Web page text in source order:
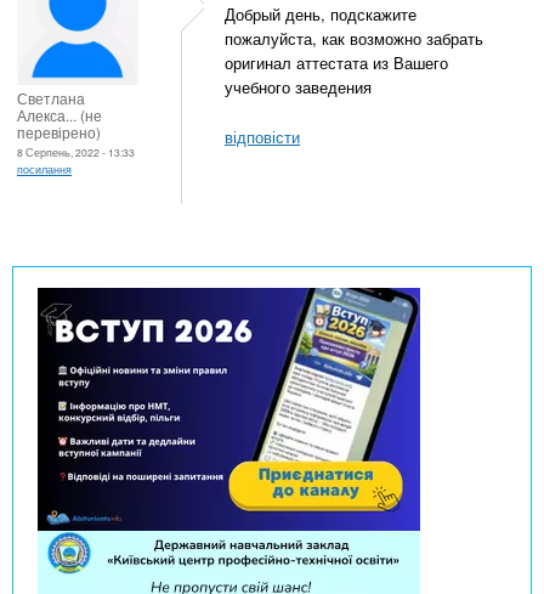
Светлана
Алекса... (не
перевірено)
8 Серпень, 2022 - 13:33
посилання
Добрый день, подскажите
пожалуйста, как возможно забрать
оригинал аттестата из Вашего
учебного заведения
відповісти